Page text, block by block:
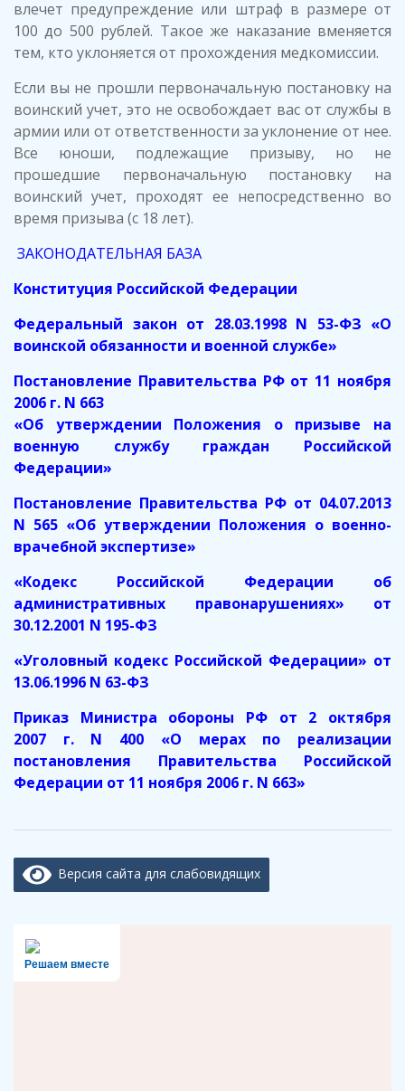
влечет предупреждение или штраф в размере от
100 до 500 рублей. Такое же наказание вменяется
тем, кто уклоняется от прохождения медкомиссии.
Если вы не прошли первоначальную постановку на
воинский учет, это не освобождает вас от службы в
армии или от ответственности за уклонение от нее.
Все юноши, подлежащие призыву, но не
прошедшие первоначальную постановку на
воинский учет, проходят ее непосредственно во
время призыва (с 18 лет).
ЗАКОНОДАТЕЛЬНАЯ БАЗА
Конституция Российской Федерации
Федеральный закон от 28.03.1998 N 53-ФЗ «О
воинской обязанности и военной службе»
Постановление Правительства РФ от 11 ноября
2006 г. N 663
«Об утверждении Положения о призыве на
военную службу граждан Российской
Федерации»
Постановление Правительства РФ от 04.07.2013
N 565 «Об утверждении Положения о военно-
врачебной экспертизе»
«Кодекс Российской Федерации об
административных правонарушениях» от
30.12.2001 N 195-ФЗ
«Уголовный кодекс Российской Федерации» от
13.06.1996 N 63-ФЗ
Приказ Министра обороны РФ от 2 октября
2007 г. N 400 «О мерах по реализации
постановления Правительства Российской
Федерации от 11 ноября 2006 г. N 663»
Версия сайта для слабовидящих
Решаем вместе